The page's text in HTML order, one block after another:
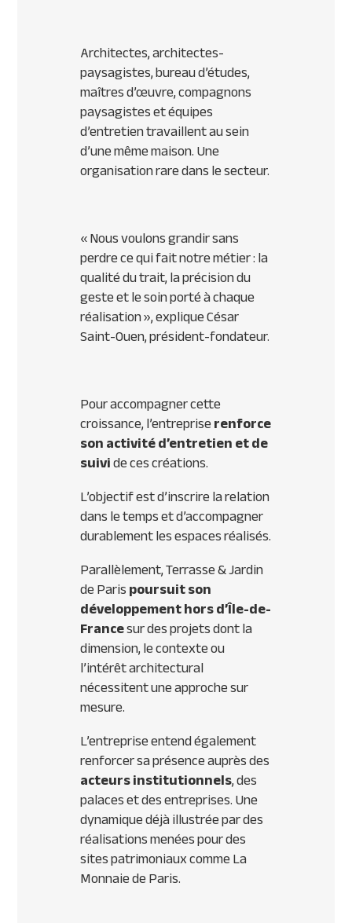
Architectes, architectes-
paysagistes, bureau d’études,
maîtres d’œuvre, compagnons
paysagistes et équipes
d’entretien travaillent au sein
d’une même maison. Une
organisation rare dans le secteur.
«Nous voulons grandir sans
perdre ce qui fait notre métier : la
qualité du trait, la précision du
geste et le soin porté à chaque
réalisation», explique César
Saint-Ouen, président-fondateur.
Pour accompagner cette
croissance, l’entrepriserenforce
son activité d’entretien et de
suivide ces créations.
L’objectif est d’inscrire la relation
dans le temps et d’accompagner
durablement les espaces réalisés.
Parallèlement, Terrasse & Jardin
de Parispoursuit son
développement hors d’Île-de-
Francesur des projets dont la
dimension, le contexte ou
l’intérêt architectural
nécessitent une approche sur
mesure.
L’entreprise entend également
renforcer sa présence auprès des
acteurs institutionnels, des
palaces et des entreprises. Une
dynamique déjà illustrée par des
réalisations menées pour des
sites patrimoniaux comme La
Monnaie de Paris.